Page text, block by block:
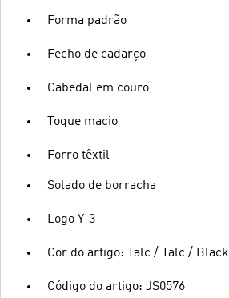
Forma padrão
Fecho de cadarço
Cabedal em couro
Toque macio
Forro têxtil
Solado de borracha
Logo Y-3
Cor do artigo: Talc / Talc / Black
Código do artigo: JS0576